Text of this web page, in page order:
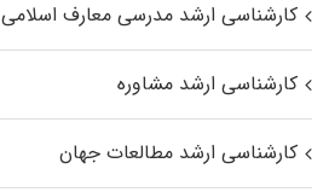
کارشناسی ارشد مدرسی معارف اسلامی
کارشناسی ارشد مشاوره
کارشناسی ارشد مطالعات جهان